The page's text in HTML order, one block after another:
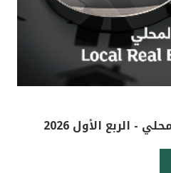
- الربع الأول 2026